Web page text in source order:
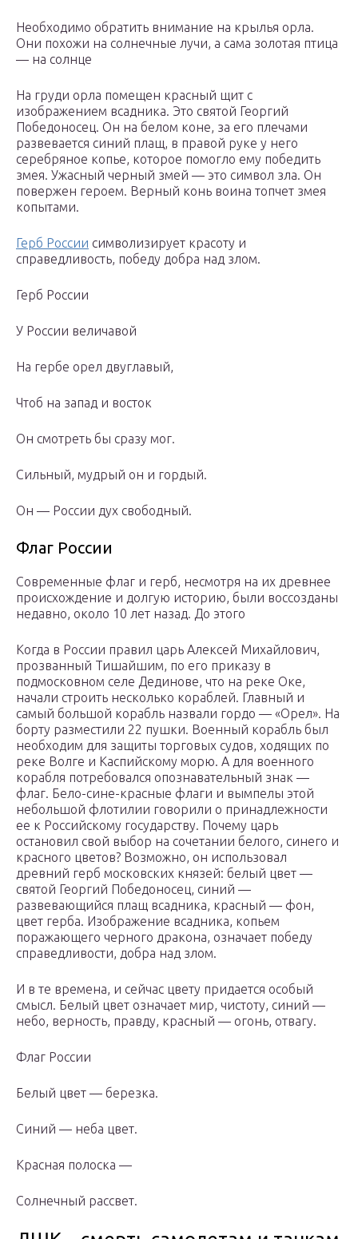
Необходимо обратить внимание на крылья орла.
Они похожи на солнечные лучи, а сама золотая птица
— на солнце
На груди орла помещен красный щит с
изображением всадника. Это святой Георгий
Победоносец. Он на белом коне, за его плечами
развевается синий плащ, в правой руке у него
серебряное копье, которое помогло ему победить
змея. Ужасный черный змей — это символ зла. Он
повержен героем. Верный конь воина топчет змея
копытами.
Герб России символизирует красоту и
справедливость, победу добра над злом.
Герб России
У России величавой
На гербе орел двуглавый,
Чтоб на запад и восток
Он смотреть бы сразу мог.
Сильный, мудрый он и гордый.
Он — России дух свободный.
Флаг России
Современные флаг и герб, несмотря на их древнее
происхождение и долгую историю, были воссозданы
недавно, около 10 лет назад. До этого
Когда в России правил царь Алексей Михайлович,
прозванный Тишайшим, по его приказу в
подмосковном селе Дединове, что на реке Оке,
начали строить несколько кораблей. Главный и
самый большой корабль назвали гордо — «Орел». На
борту разместили 22 пушки. Военный корабль был
необходим для защиты торговых судов, ходящих по
реке Волге и Каспийскому морю. А для военного
корабля потребовался опознавательный знак —
флаг. Бело-сине-красные флаги и вымпелы этой
небольшой флотилии говорили о принадлежности
ее к Российскому государству. Почему царь
остановил свой выбор на сочетании белого, синего и
красного цветов? Возможно, он использовал
древний герб московских князей: белый цвет —
святой Георгий Победоносец, синий —
развевающийся плащ всадника, красный — фон,
цвет герба. Изображение всадника, копьем
поражающего черного дракона, означает победу
справедливости, добра над злом.
И в те времена, и сейчас цвету придается особый
смысл. Белый цвет означает мир, чистоту, синий —
небо, верность, правду, красный — огонь, отвагу.
Флаг России
Белый цвет — березка.
Синий — неба цвет.
Красная полоска —
Солнечный рассвет.